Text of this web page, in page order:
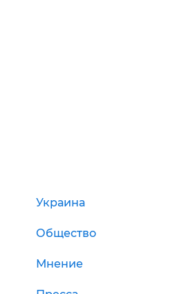
Украина
Общество
Мнение